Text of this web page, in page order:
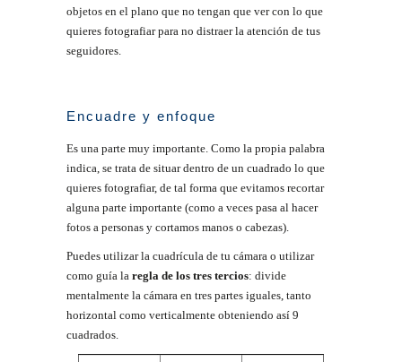
objetos en el plano que no tengan que ver con lo que
quieres fotografiar para no distraer la atención de tus
seguidores.
Encuadre y enfoque
Es una parte muy importante. Como la propia palabra
indica, se trata de situar dentro de un cuadrado lo que
quieres fotografiar, de tal forma que evitamos recortar
alguna parte importante (como a veces pasa al hacer
fotos a personas y cortamos manos o cabezas).
Puedes utilizar la cuadrícula de tu cámara o utilizar
como guía la regla de los tres tercios: divide
mentalmente la cámara en tres partes iguales, tanto
horizontal como verticalmente obteniendo así 9
cuadrados.